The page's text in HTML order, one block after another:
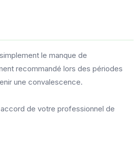
le manque de
recommandé lors des périodes
une convalescence.
de votre professionnel de